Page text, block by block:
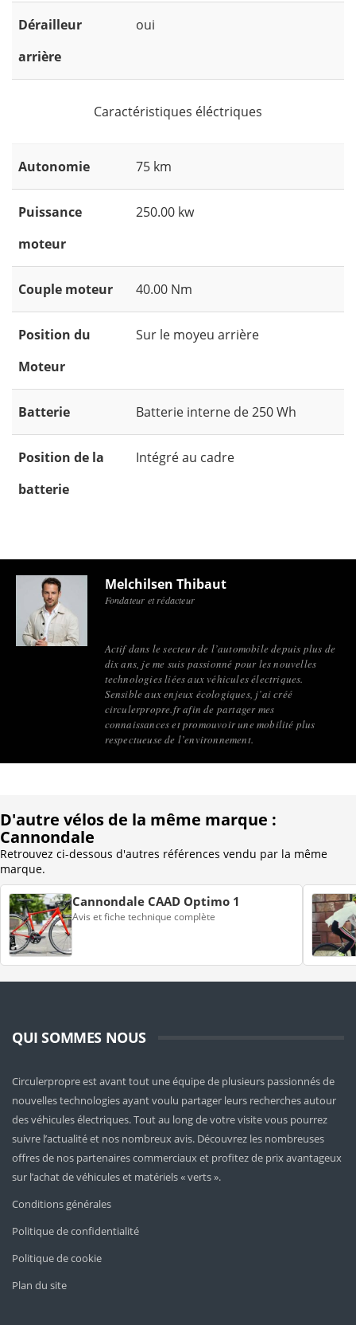
Dérailleur
arrière
oui
Caractéristiques éléctriques
Autonomie 75 km
Puissance
moteur
250.00 kw
Couple moteur 40.00 Nm
Position du
Moteur
Sur le moyeu arrière
Batterie Batterie interne de 250 Wh
Position de la
batterie
Intégré au cadre
Melchilsen Thibaut
Fondateur et rédacteur
Actif dans le secteur de l’automobile depuis plus de
dix ans, je me suis passionné pour les nouvelles
technologies liées aux véhicules électriques.
Sensible aux enjeux écologiques, j’ai créé
circulerpropre.fr afin de partager mes
connaissances et promouvoir une mobilité plus
respectueuse de l’environnement.
D'autre vélos de la même marque :
Cannondale
Retrouvez ci-dessous d'autres références vendu par la même
marque.
Cannondale CAAD Optimo 1
Avis et fiche technique complète
QUI SOMMES NOUS
Circulerpropre est avant tout une équipe de plusieurs passionnés de
nouvelles technologies ayant voulu partager leurs recherches autour
des véhicules électriques. Tout au long de votre visite vous pourrez
suivre l’actualité et nos nombreux avis. Découvrez les nombreuses
offres de nos partenaires commerciaux et profitez de prix avantageux
sur l’achat de véhicules et matériels « verts ».
Conditions générales
Politique de confidentialité
Politique de cookie
Plan du site